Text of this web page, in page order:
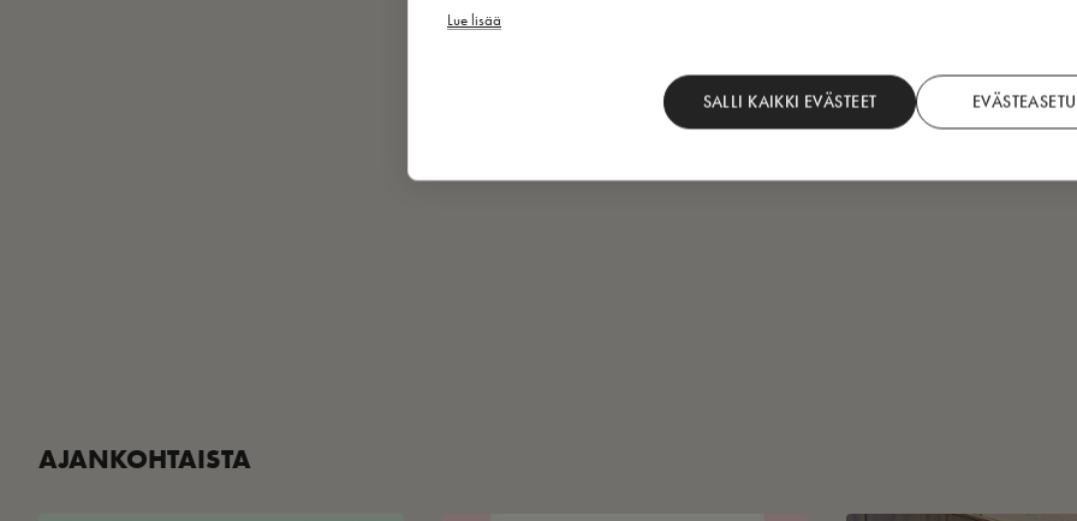
Lue lisää
SALLI KAIKKI EVÄSTEET
AJANKOHTAISTA